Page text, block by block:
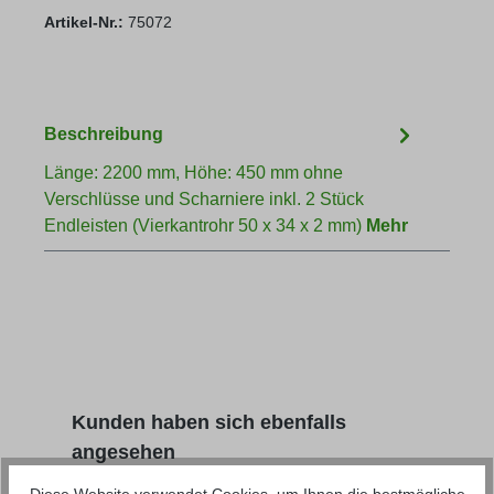
Artikel-Nr.: 75072
Beschreibung
Länge: 2200 mm, Höhe: 450 mm ohne
Verschlüsse und Scharniere inkl. 2 Stück
Endleisten (Vierkantrohr 50 x 34 x 2 mm) Mehr
Produktgalerie überspringen
Kunden haben sich ebenfalls
angesehen